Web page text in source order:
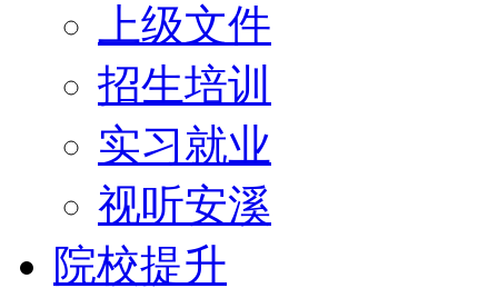
上级文件
招生培训
实习就业
视听安溪
院校提升